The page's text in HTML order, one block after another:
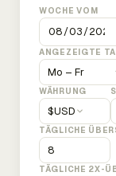
WOCHE VOM
ANGEZEIGTE
WÄHRUNG
$USD
TÄGLICHE
TÄGLICHE 2X-